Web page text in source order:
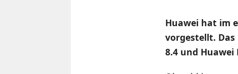
Huawei hat im
vorgestellt. Das
8.4 und Huawei